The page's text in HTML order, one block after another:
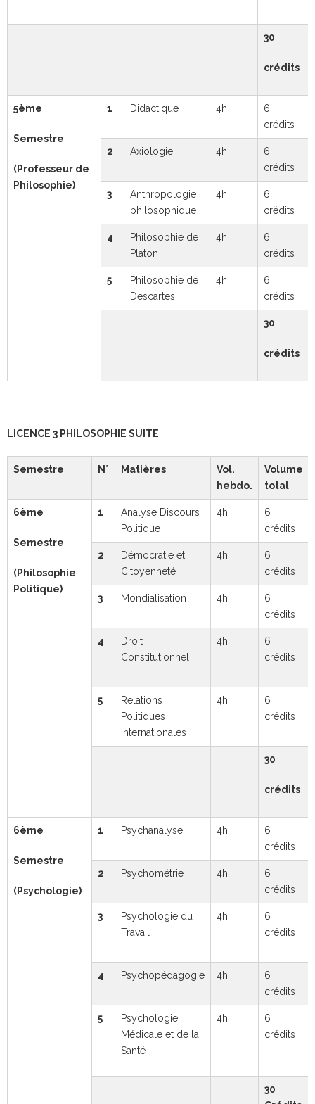
30
crédits
5ème
Semestre
(Professeur de
Philosophie)
1 Didactique 4h
6
crédits
2 Axiologie 4h
6
crédits
3
Anthropologie
philosophique
4h
6
crédits
4
Philosophie de
Platon
4h
6
crédits
5
Philosophie de
Descartes
4h
6
crédits
30
crédits
LICENCE 3 PHILOSOPHIE SUITE
Semestre N° Matières
Vol.
hebdo.
Volume
total
6ème
Semestre
(Philosophie
Politique)
1
Analyse Discours
Politique
4h
6
crédits
2
Démocratie et
Citoyenneté
4h
6
crédits
3 Mondialisation 4h
6
crédits
4
Droit
Constitutionnel
4h
6
crédits
5
Relations
Politiques
Internationales
4h
6
crédits
30
crédits
6ème
Semestre
(Psychologie)
1 Psychanalyse 4h
6
crédits
2 Psychométrie 4h
6
crédits
3
Psychologie du
Travail
4h
6
crédits
4 Psychopédagogie 4h
6
crédits
5
Psychologie
Médicale et de la
Santé
4h
6
crédits
30